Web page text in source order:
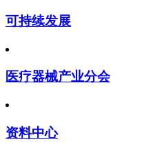
可持续发展
医疗器械产业分会
资料中心